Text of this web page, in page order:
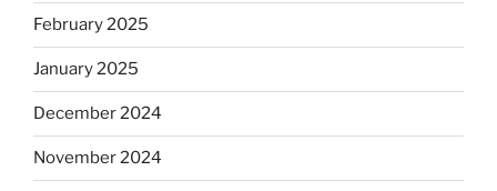
February 2025
January 2025
December 2024
November 2024